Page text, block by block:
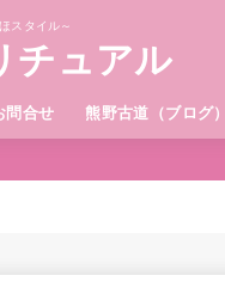
スタイル～
チュアル
問合せ 熊野古道（ブログ）